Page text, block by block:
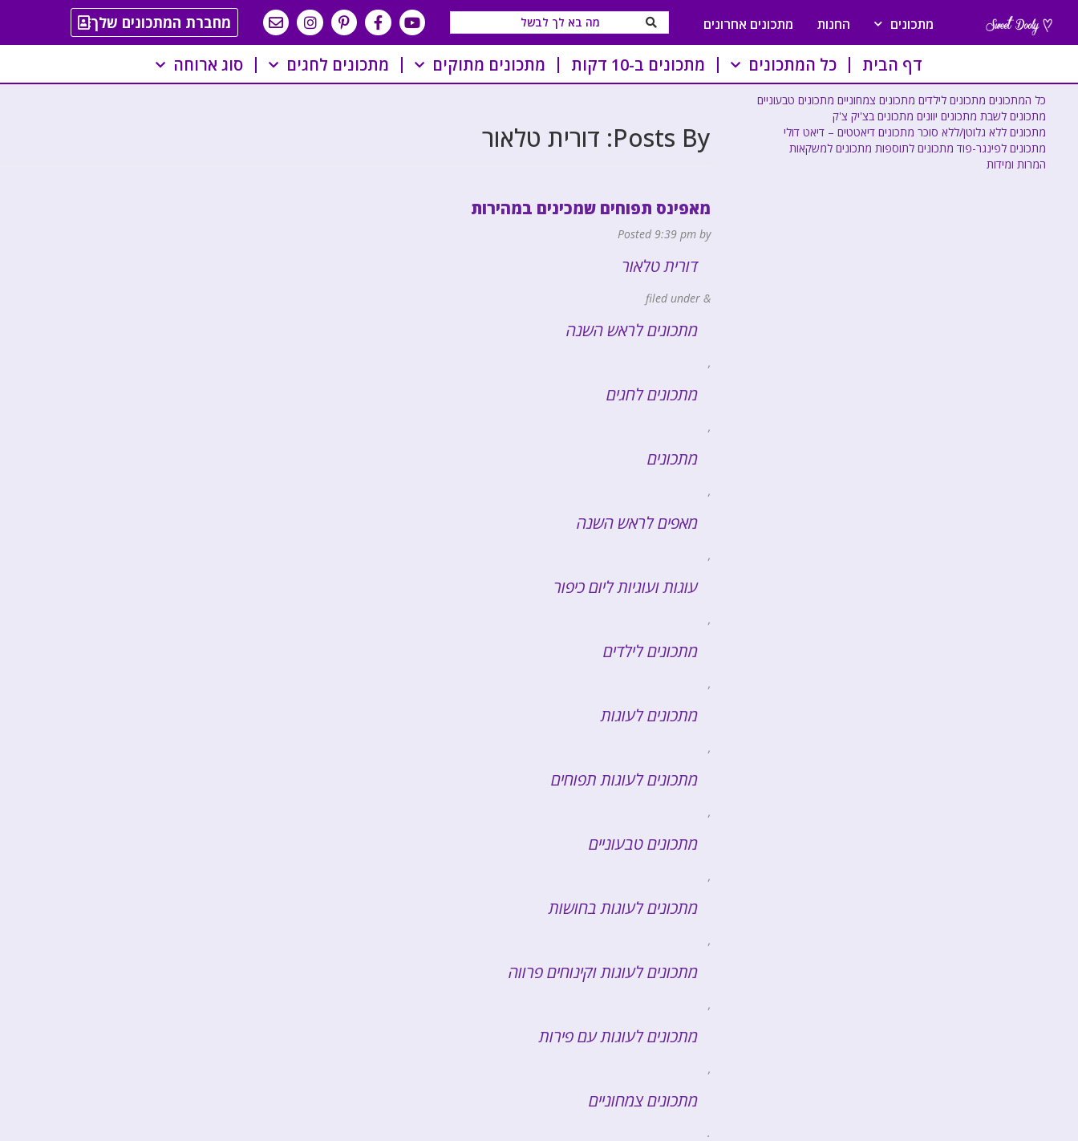
מתכונים החנות מתכונים אחרונים מחברת המתכונים שלך
דף הבית כל המתכונים מתכונים ב-10 דקות מתכונים מתוקים מתכונים לחגים סוג ארוחה
Posts By: דורית טלאור
מאפינס תפוחים שמכינים במהירות
Posted9:39 pm by
דורית טלאור
&
מתכונים לראש השנה
,
מתכונים לחגים
,
מתכונים
,
מאפים לראש השנה
,
עוגות ועוגיות ליום כיפור
,
מתכונים לילדים
,
מתכונים לעוגות
,
מתכונים לעוגות תפוחים
,
מתכונים טבעוניים
,
מתכונים לעוגות בחושות
,
מתכונים לעוגות וקינוחים פרווה
,
מתכונים לעוגות עם פירות
,
מתכונים צמחוניים
.
כל המתכונים מתכונים לילדים מתכונים צמחוניים מתכונים טבעוניים
מתכונים לשבת מתכונים יוונים מתכונים בצ'יק צ'ק
מתכונים ללא גלוטן/ללא סוכר מתכונים דיאטטים – דיאט דולי
מתכונים לפינגר-פוד מתכונים לתוספות מתכונים למשקאות
המרות ומידות